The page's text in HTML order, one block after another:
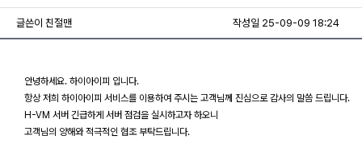
글쓴이 친절맨 작성일 25-09-09 18:24
안녕하세요. 하이아이피 입니다.
항상 저희 하이아이피 서비스를 이용하여 주시는 고객님께 진심으로 감사의 말씀 드립니다.
H-VM 서버 긴급하게 서버 점검을 실시하고자 하오니
고객님의 양해와 적극적인 협조 부탁드립니다.